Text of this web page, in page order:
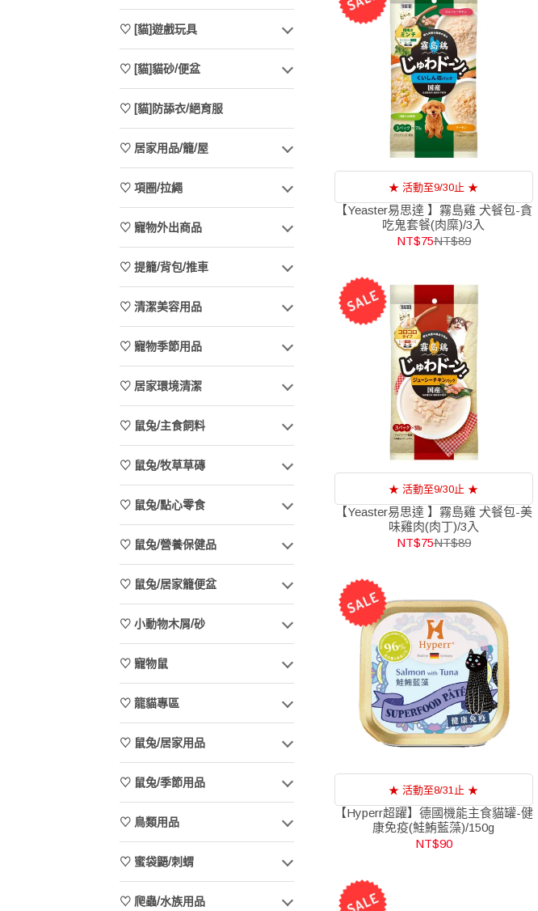
♡ [貓]遊戲玩具
♡ [貓]貓砂/便盆
♡ [貓]防舔衣/絕育服
♡ 居家用品/籠/屋
♡ 項圈/拉繩
♡ 寵物外出商品
♡ 提籠/背包/推車
♡ 清潔美容用品
♡ 寵物季節用品
♡ 居家環境清潔
♡ 鼠兔/主食飼料
♡ 鼠兔/牧草草磚
♡ 鼠兔/點心零食
♡ 鼠兔/營養保健品
♡ 鼠兔/居家籠便盆
♡ 小動物木屑/砂
♡ 寵物鼠
♡ 龍貓專區
♡ 鼠兔/居家用品
♡ 鼠兔/季節用品
♡ 鳥類用品
♡ 蜜袋鼯/刺蝟
♡ 爬蟲/水族用品
★ 活動至9/30止 ★
【Yeaster易思達 】霧島雞 犬餐包-貪
吃鬼套餐(肉糜)/3入
NT$75NT$89
★ 活動至9/30止 ★
【Yeaster易思達 】霧島雞 犬餐包-美
味雞肉(肉丁)/3入
NT$75NT$89
★ 活動至8/31止 ★
【Hyperr超躍】德國機能主食貓罐-健
康免疫(鮭鮪藍藻)/150g
NT$90